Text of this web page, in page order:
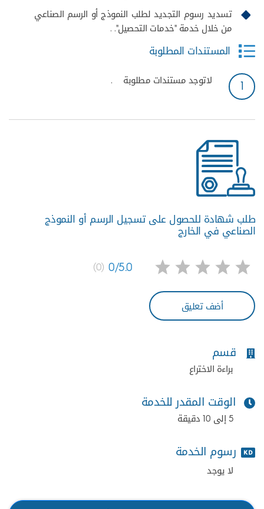
تسديد رسوم التجديد لطلب النموذج أو الرسم الصناعي
من خلال خدمة "خدمات التحصيل". .
المستندات المطلوبة
1 لاتوجد مستندات مطلوبة .
طلب شهادة للحصول على تسجيل الرسم أو النموذج
الصناعي في الخارج
0/5.0
(0)
أضف تعليق
قسم
براءة الاختراع
الوقت المقدر للخدمة
5 إلى 10 دقيقة
رسوم الخدمة
لا يوجد